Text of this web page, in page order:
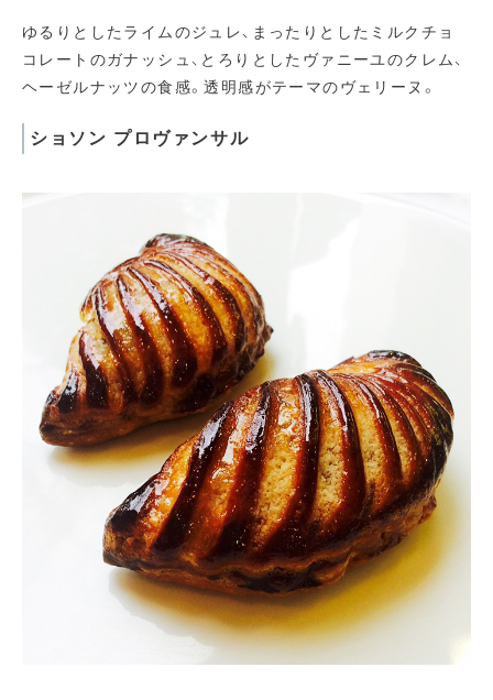
ゆるりとしたライムのジュレ、まったりとしたミルクチョ
コレートのガナッシュ、とろりとしたヴァニーユのクレム、
ヘーゼルナッツの食感。透明感がテーマのヴェリーヌ。
ショソン プロヴァンサル